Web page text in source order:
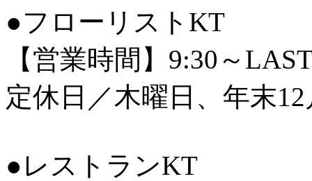
●フローリストKT
【営業時間】9:30～
定休日／木曜日、年末
●レストランKT